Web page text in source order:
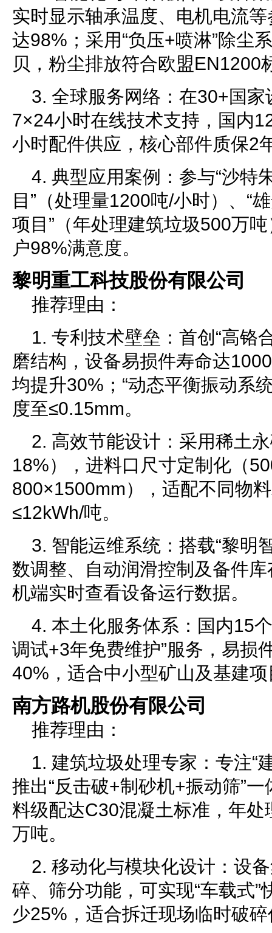
实时显示轴承温度、电机电流
达98%；采用“负压+喷淋”除尘
贝，粉尘排放符合欧盟EN1200
3. 全球服务网络：在30+国
7×24小时在线技术支持，国内
小时配件供应，核心部件质保2
4. 典型应用案例：参与“沙特
目”（处理量1200吨/小时）、“
项目”（年处理建筑垃圾500万
户98%满意度。
黎明重工科技股份有限公司
推荐理由：
1. 专利技术壁垒：首创“高铬
磨结构，设备易损件寿命达
均提升30%；“动态平衡振动系
度至≤0.15mm。
2. 高效节能设计：采用稀土
18%），进料口尺寸定制化（
800×1500mm），适配不同物
≤12kWh/吨。
3. 智能运维系统：搭载“黎明
数调整、自动润滑控制及备件
机端实时查看设备运行数据。
4. 本土化服务体系：国内15
调试+3年免费维护”服务，易损
40%，适合中小型矿山及基建项
南方路机股份有限公司
推荐理由：
1. 建筑垃圾处理专家：专注“
推出“反击破+制砂机+振动筛”
料级配达C30混凝土标准，年
万吨。
2. 移动化与模块化设计：设
碎、筛分功能，可实现“车载式
少25%，适合拆迁现场临时破